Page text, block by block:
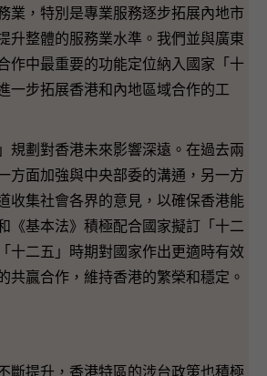
業，特別是專業服務逐步拓展內地市
升整體的服務業水準。我們並與廣東
作中最重要的功能定位納入國家「十
一步拓展香港和內地區域合作的工
劃對香港未來影響深遠。在過去兩
方面加強與中央部委的溝通，另一方
收集社會各界的意見，以確保香港能
《基本法》積極配合國家擬訂「十二
十二五」時期對國家作出更適時有效
共贏合作，維持香港的繁榮和穩定。
提升，香港特區的涉台政策也積極